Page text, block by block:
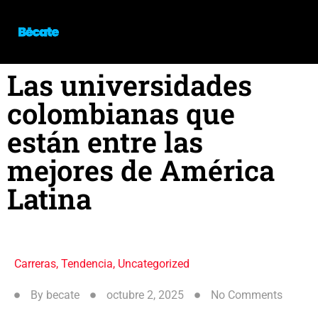
Las universidades
colombianas que
están entre las
mejores de América
Latina
Carreras, Tendencia, Uncategorized
By becate octubre 2, 2025 No Comments